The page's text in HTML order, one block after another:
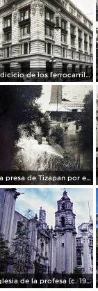
Edicicio de los ferrocarriles.
La presa de Tizapan por el fotografo Fernando Kososky. ( Circulada el 22 de Diembre de 1910 ).
Iglesia de la profesa (c. 1950)